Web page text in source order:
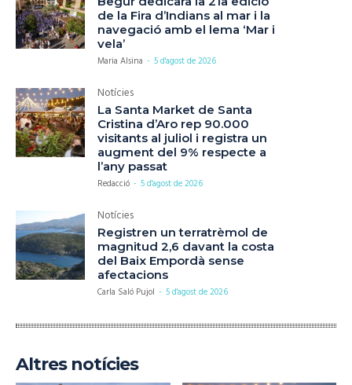
de la Fira d’Indians al mar i la
navegació amb el lema ‘Mar i
vela’
Maria Alsina - 5 d'agost de 2026
Notícies
La Santa Market de Santa
Cristina d’Aro rep 90.000
visitants al juliol i registra un
augment del 9% respecte a
l’any passat
Redacció - 5 d'agost de 2026
Notícies
Registren un terratrèmol de
magnitud 2,6 davant la costa
del Baix Empordà sense
afectacions
Carla Saló Pujol - 5 d'agost de 2026
Altres notícies